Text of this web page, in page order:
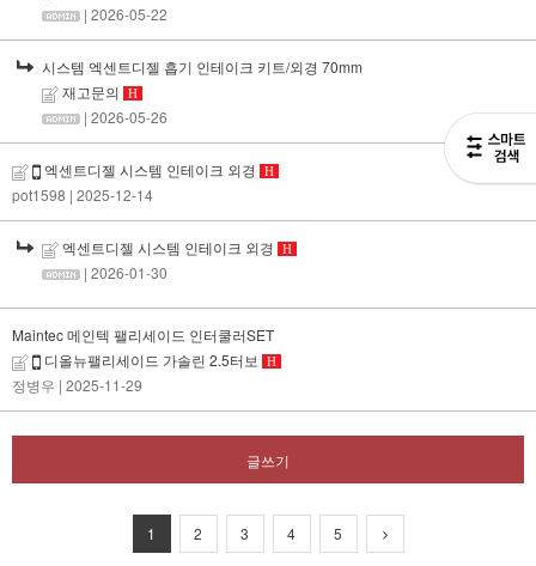
| 2026-05-22
시스템 엑센트디젤 흡기 인테이크 키트/외경 70mm
재고문의
H
| 2026-05-26
엑센트디젤 시스템 인테이크 외경 H
pot1598 | 2025-12-14
엑센트디젤 시스템 인테이크 외경 H
| 2026-01-30
Maintec 메인텍 팰리세이드 인터쿨러SET
디올뉴팰리세이드 가솔린 2.5터보
H
정병우 | 2025-11-29
글쓰기
1 2 3 4 5